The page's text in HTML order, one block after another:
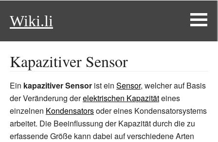
Wiki.li
Kapazitiver Sensor
Ein kapazitiver Sensor ist ein Sensor, welcher auf Basis
der Veränderung derelektrischen Kapazitäteines
einzelnen Kondensatorsoder eines Kondensatorsystems
arbeitet. Die Beeinflussung der Kapazität durch die zu
erfassende Größe kann dabei auf verschiedene Arten